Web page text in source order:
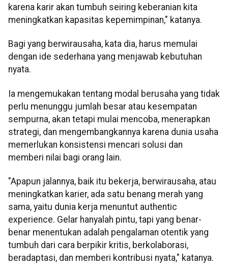
karena karir akan tumbuh seiring keberanian kita
meningkatkan kapasitas kepemimpinan," katanya.
Bagi yang berwirausaha, kata dia, harus memulai
dengan ide sederhana yang menjawab kebutuhan
nyata.
Ia mengemukakan tentang modal berusaha yang tidak
perlu menunggu jumlah besar atau kesempatan
sempurna, akan tetapi mulai mencoba, menerapkan
strategi, dan mengembangkannya karena dunia usaha
memerlukan konsistensi mencari solusi dan
memberi nilai bagi orang lain.
"Apapun jalannya, baik itu bekerja, berwirausaha, atau
meningkatkan karier, ada satu benang merah yang
sama, yaitu dunia kerja menuntut authentic
experience. Gelar hanyalah pintu, tapi yang benar-
benar menentukan adalah pengalaman otentik yang
tumbuh dari cara berpikir kritis, berkolaborasi,
beradaptasi, dan memberi kontribusi nyata," katanya.